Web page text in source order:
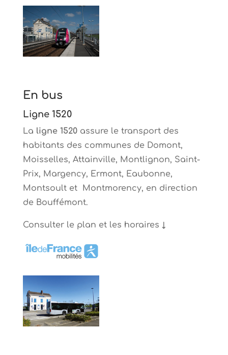
En bus
Ligne 1520
La ligne 1520assure le transport des
habitants des communes de Domont,
Moisselles, Attainville, Montlignon, Saint-
Prix, Margency, Ermont, Eaubonne,
Montsoult et Montmorency, en direction
de Bouffémont.
Consulter le plan et les horaires ↓